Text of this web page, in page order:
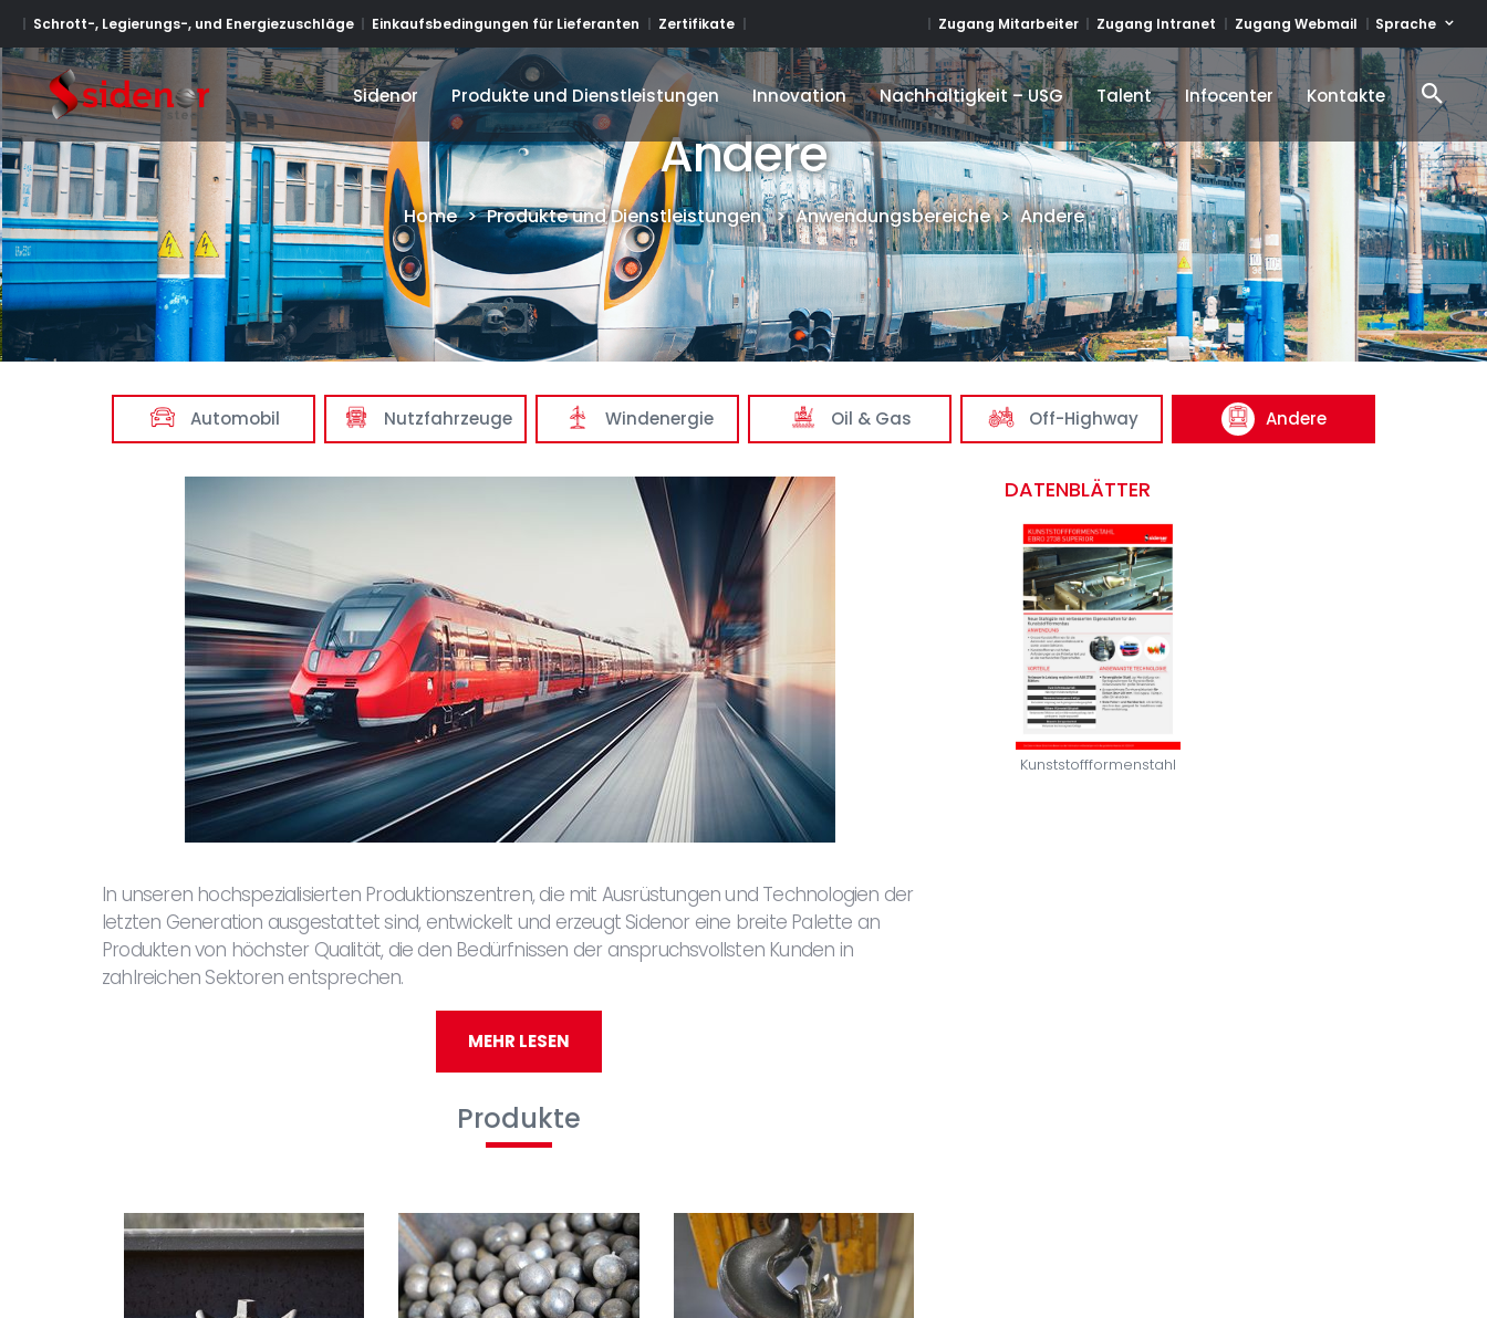
Schrott-, Legierungs-, und Energiezuschläge Einkaufsbedingungen für Lieferanten Zertifikate Zugang Mitarbeiter Zugang Intranet Zugang Webmail Sprache
Sidenor
Sidenor
Produkte und Dienstleistungen
Produkte und Dienstleistungen
Innovation
Innovation
Nachhaltigkeit – USG
Nachhaltigkeit – USG
Talent
Talent
Infocenter
Infocenter
Kontakte
Kontakte
Andere
Home > Produkte und Dienstleistungen > Anwendungsbereiche > Andere
Automobil Nutzfahrzeuge Windenergie Oil & Gas Off-Highway Andere
In unseren hochspezialisierten Produktionszentren, die mit Ausrüstungen und Technologien der
letzten Generation ausgestattet sind, entwickelt und erzeugt Sidenor eine breite Palette an
Produkten von höchster Qualität, die den Bedürfnissen der anspruchsvollsten Kunden in
zahlreichen Sektoren entsprechen.
Die Innovation fördert unsere kontinuierliche Verbesserung und hat uns nicht nur zu einem
Vorreiter gemacht, was unsere Produkte und Dienstleistungen betrifft, sondern hat uns auch
dazu geholfen, effizienter, wettbewerbsfähiger, sicherer und umweltschonender zu werden.
MEHR LESEN
Produkte
DATENBLÄTTER
Kunststoffformenstahl